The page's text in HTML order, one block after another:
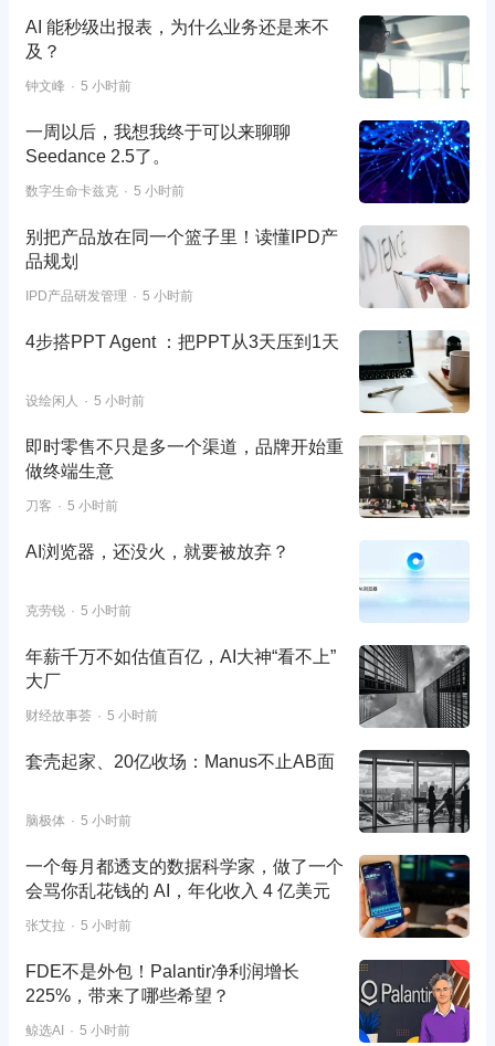
AI 能秒级出报表，为什么业务还是来不
及？
钟文峰 5 小时前
一周以后，我想我终于可以来聊聊
Seedance 2.5了。
数字生命卡兹克 5 小时前
别把产品放在同一个篮子里！读懂IPD产
品规划
IPD产品研发管理 5 小时前
4步搭PPT Agent ：把PPT从3天压到1天
设绘闲人 5 小时前
即时零售不只是多一个渠道，品牌开始重
做终端生意
刀客 5 小时前
AI浏览器，还没火，就要被放弃？
克劳锐 5 小时前
年薪千万不如估值百亿，AI大神“看不上”
大厂
财经故事荟 5 小时前
套壳起家、20亿收场：Manus不止AB面
脑极体 5 小时前
一个每月都透支的数据科学家，做了一个
会骂你乱花钱的 AI，年化收入 4 亿美元
张艾拉 5 小时前
FDE不是外包！Palantir净利润增长
225%，带来了哪些希望？
鲸选AI 5 小时前